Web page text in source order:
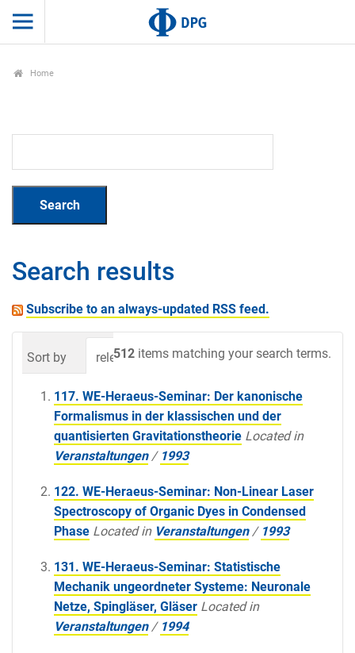
Home
Search results
Subscribe to an always-updated RSS feed.
512 items matching your search terms.
Sort by relevance date (newest first)
117. WE-Heraeus-Seminar: Der kanonische
Formalismus in der klassischen und der
quantisierten Gravitationstheorie Located in
Veranstaltungen / 1993
122. WE-Heraeus-Seminar: Non-Linear Laser
Spectroscopy of Organic Dyes in Condensed
Phase Located in Veranstaltungen / 1993
131. WE-Heraeus-Seminar: Statistische
Mechanik ungeordneter Systeme: Neuronale
Netze, Spingläser, Gläser Located in
Veranstaltungen / 1994